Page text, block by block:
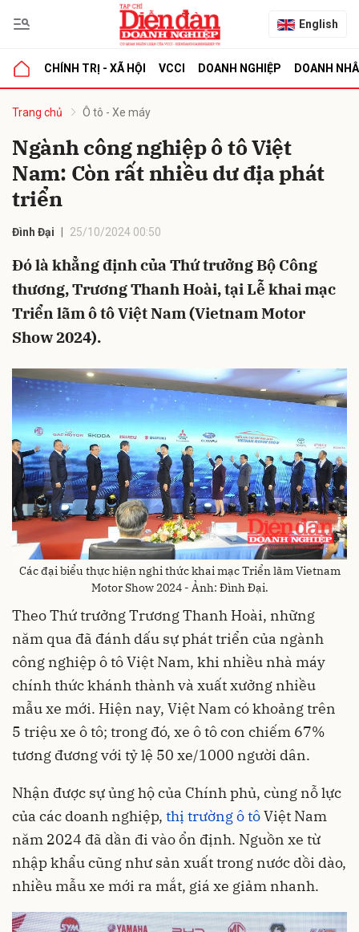
English
CHÍNH TRỊ - XÃ HỘI VCCI DOANH NGHIỆP DOANH
Trang chủ Ô tô - Xe máy
Ngành công nghiệp ô tô Việt
Nam: Còn rất nhiều dư địa phát
triển
Đình Đại 25/10/2024 00:50
Đó là khẳng định của Thứ trưởng Bộ Công
thương, Trương Thanh Hoài, tại Lễ khai mạc
Triển lãm ô tô Việt Nam (Vietnam Motor
Show 2024).
Các đại biểu thực hiện nghi thức khai mạc Triển lãm Vietnam
Motor Show 2024 - Ảnh: Đình Đại.
Theo Thứ trưởng Trương Thanh Hoài, những
năm qua đã đánh dấu sự phát triển của ngành
công nghiệp ô tô Việt Nam, khi nhiều nhà máy
chính thức khánh thành và xuất xưởng nhiều
mẫu xe mới. Hiện nay, Việt Nam có khoảng trên
5 triệu xe ô tô; trong đó, xe ô tô con chiếm 67%
tương đương với tỷ lệ 50 xe/1000 người dân.
Nhận được sự ủng hộ của Chính phủ, cùng nỗ lực
của các doanh nghiệp, thị trường ô tôViệt Nam
năm 2024 đã dần đi vào ổn định. Nguồn xe từ
nhập khẩu cũng như sản xuất trong nước dồi dào,
nhiều mẫu xe mới ra mắt, giá xe giảm nhanh.
luận
Hủy